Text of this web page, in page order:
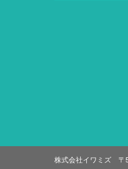
株式会社イワミズ 〒